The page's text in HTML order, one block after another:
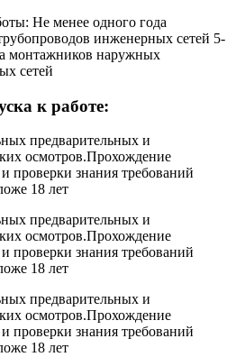
Не менее одного года
инженерных сетей 5-
монтажников наружных
сетей
к работе:
предварительных и
осмотров.Прохождение
проверки знания требований
18 лет
предварительных и
осмотров.Прохождение
проверки знания требований
18 лет
предварительных и
осмотров.Прохождение
проверки знания требований
18 лет